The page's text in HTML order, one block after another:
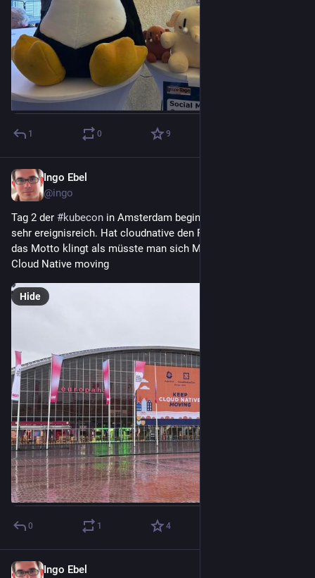
1 0 9
Ingo Ebel
@ingo
Tag 2 der #kubecon in Amsterdam beginnt. Tag 1 war nicht
sehr ereignisreich. Hat cloudnative den Peak erreicht? Auch
das Motto klingt als müsste man sich Mut zusprechen- Keep
Cloud Native moving
Hide
0 1 4
Ingo Ebel